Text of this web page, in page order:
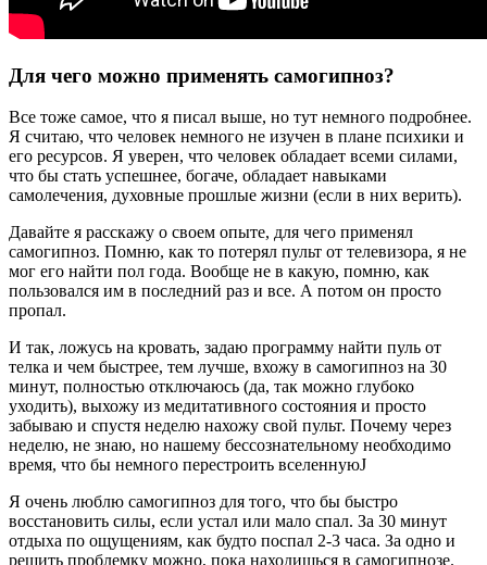
Для чего можно применять самогипноз?
Все тоже самое, что я писал выше, но тут немного подробнее.
Я считаю, что человек немного не изучен в плане психики и
его ресурсов. Я уверен, что человек обладает всеми силами,
что бы стать успешнее, богаче, обладает навыками
самолечения, духовные прошлые жизни (если в них верить).
Давайте я расскажу о своем опыте, для чего применял
самогипноз. Помню, как то потерял пульт от телевизора, я не
мог его найти пол года. Вообще не в какую, помню, как
пользовался им в последний раз и все. А потом он просто
пропал.
И так, ложусь на кровать, задаю программу найти пуль от
телка и чем быстрее, тем лучше, вхожу в самогипноз на 30
минут, полностью отключаюсь (да, так можно глубоко
уходить), выхожу из медитативного состояния и просто
забываю и спустя неделю нахожу свой пульт. Почему через
неделю, не знаю, но нашему бессознательному необходимо
время, что бы немного перестроить вселеннуюJ
Я очень люблю самогипноз для того, что бы быстро
восстановить силы, если устал или мало спал. За 30 минут
отдыха по ощущениям, как будто поспал 2-3 часа. За одно и
решить проблемку можно, пока находишься в самогипнозе.